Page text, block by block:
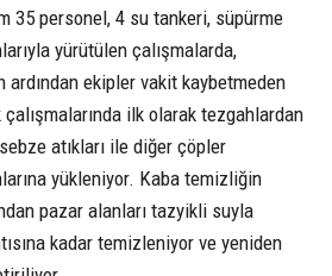
35 personel, 4 su tankeri, süpürme
yürütülen çalışmalarda,
ardından ekipler vakit kaybetmeden
ilk olarak tezgahlardan
atıkları ile diğer çöpler
yükleniyor. Kaba temizliğin
pazar alanları tazyikli suyla
kadar temizleniyor ve yeniden